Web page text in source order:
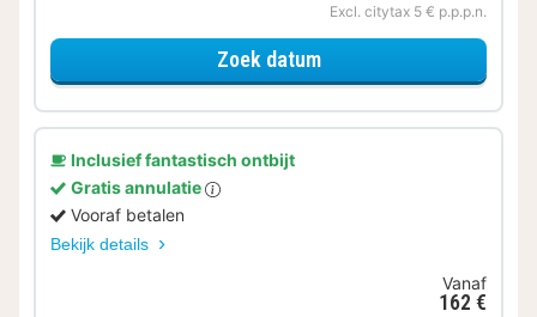
Excl. citytax 5 € p.p.p.n.
Zoek datumvoor Classic kamer
Inclusief fantastisch ontbijt
Gratis annulatie
Vooraf betalen
Bekijk details
Vanaf
162 €